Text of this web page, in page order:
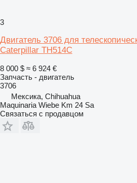
3
Двигатель 3706 для
Caterpillar TH514C
8 000 $ ≈ 6 924 €
Запчасть - двигатель
3706
Мексика, Chihuahua
Maquinaria Wiebe Km 24 Sa
Связаться с продавцом